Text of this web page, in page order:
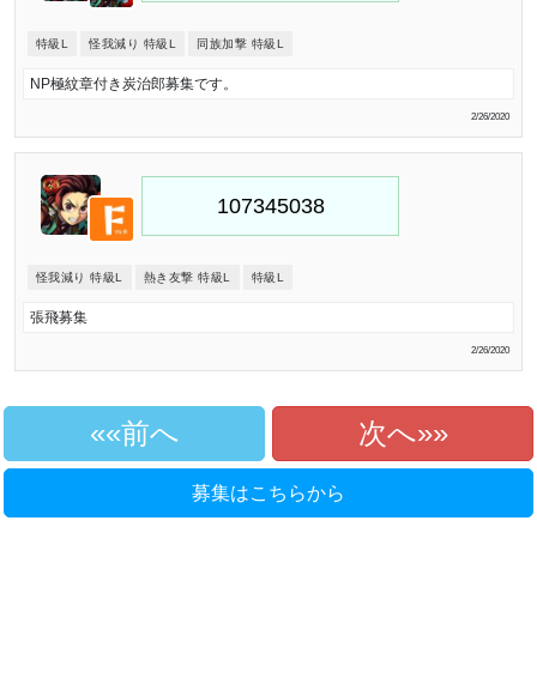
特級L 怪我減り 特級L 同族加撃 特級L
NP極紋章付き炭治郎募集です。
2/26/2020
怪我減り 特級L 熱き友撃 特級L 特級L
張飛募集
2/26/2020
«前へ 次へ»
募集はこちらから